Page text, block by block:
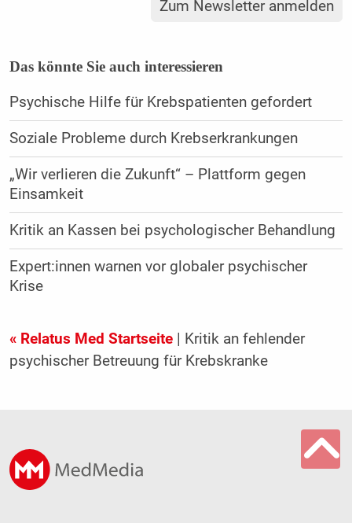
Zum Newsletter anmelden
Das könnte Sie auch interessieren
Psychische Hilfe für Krebspatienten gefordert
Soziale Probleme durch Krebserkrankungen
„Wir verlieren die Zukunft“ – Plattform gegen
Einsamkeit
Kritik an Kassen bei psychologischer Behandlung
Expert:innen warnen vor globaler psychischer
Krise
« Relatus Med Startseite| Kritik an fehlender
psychischer Betreuung für Krebskranke